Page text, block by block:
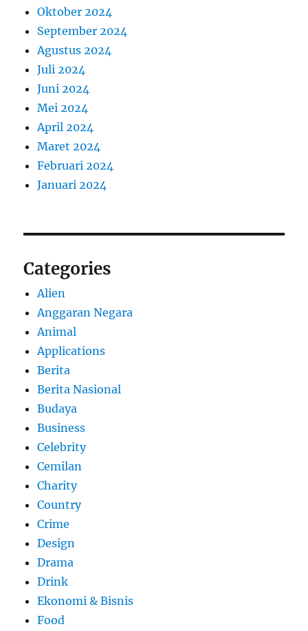
Oktober 2024
September 2024
Agustus 2024
Juli 2024
Juni 2024
Mei 2024
April 2024
Maret 2024
Februari 2024
Januari 2024
Categories
Alien
Anggaran Negara
Animal
Applications
Berita
Berita Nasional
Budaya
Business
Celebrity
Cemilan
Charity
Country
Crime
Design
Drama
Drink
Ekonomi & Bisnis
Food